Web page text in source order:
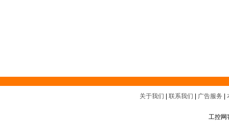
关于我们 联系我们 广告服务
工控网